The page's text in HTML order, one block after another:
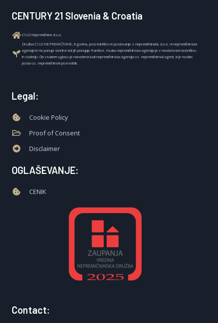
CENTURY 21 Slovenia & Croatia
CSLO Nepremičnine d.o.o.
Družba CSLO NEPREMIČNINE, trgovina, posredništvo in poslovanje z nepremičninami, d.o.o. ni nepremičninska
agencija in ne ponuja storitve kot jih ponujajo franšize. Vsaka nepremičninska agencija je v neodvisnem lastništvu
in vodenju. Ob vsakem oglasu je navedena tudi nepremičninska agencija oz. nepremičninski agent, ki je nosilec
posla oz. nepremičninski posrednik.
Legal:
Cookie Policy
Proof of Consent
Disclaimer
OGLAŠEVANJE:
CENIK
Contact: